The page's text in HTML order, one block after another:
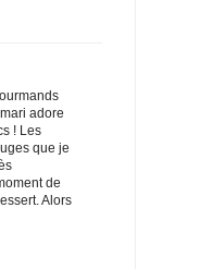
adore
! Les
que je
de
Alors